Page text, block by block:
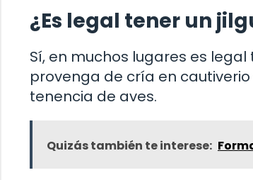
¿Es legal tener un
Sí, en muchos lugares es
provenga de cría en
tenencia de aves.
Quizás también te interese: